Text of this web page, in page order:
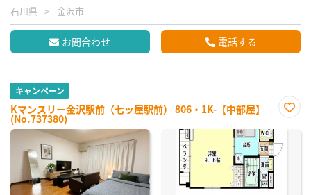
石川県 金沢市
お問合わせ 電話する
キャンペーン
Kマンスリー金沢駅前（七ッ屋駅前） 806・1K-【中部屋】
(No.737380)
に入
り登
録